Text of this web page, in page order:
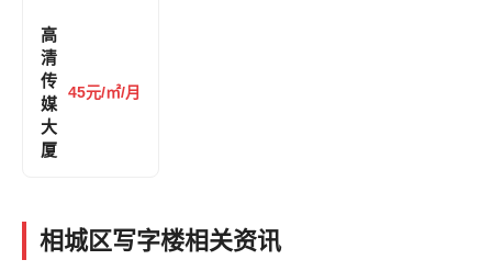
高
清
传
媒
大
厦
45元/㎡/月
相城区写字楼相关资讯